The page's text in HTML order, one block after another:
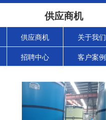
供应商机
供应商机 关于我们
招聘中心 客户案例